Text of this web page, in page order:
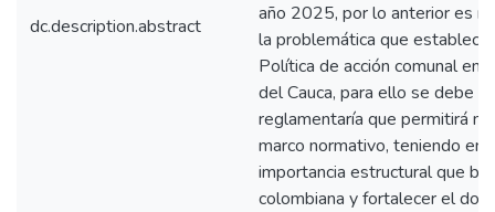
dc.description.abstract
año 2025, por lo anterior es
la problemática que establece
Política de acción comunal en
del Cauca, para ello se debe
reglamentaría que permitirá
marco normativo, teniendo en
importancia estructural que
colombiana y fortalecer el